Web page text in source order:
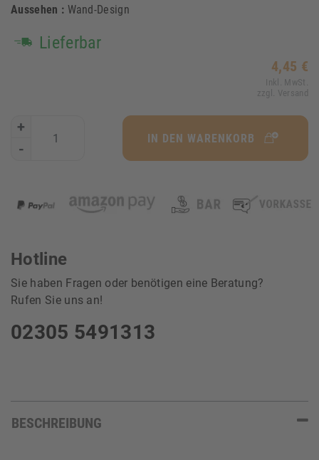
Aussehen : Wand-Design
Lieferbar
4,45 €
Inkl. MwSt.
zzgl. Versand
+
-
IN DEN WARENKORB
Hotline
Sie haben Fragen oder benötigen eine Beratung?
Rufen Sie uns an!
02305 5491313
BESCHREIBUNG